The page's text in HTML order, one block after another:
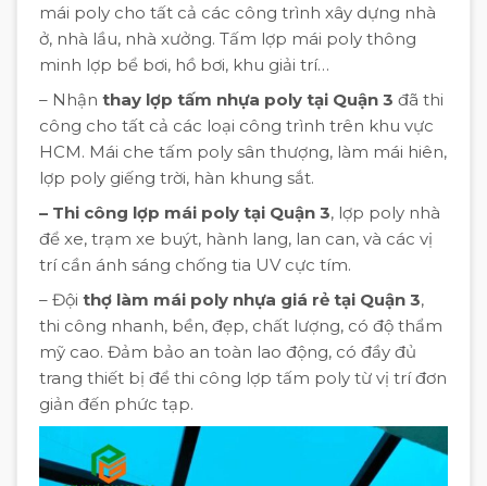
mái poly cho tất cả các công trình xây dựng nhà
ở, nhà lầu, nhà xưởng. Tấm lợp mái poly thông
minh lợp bể bơi, hồ bơi, khu giải trí…
– Nhận thay lợp tấm nhựa poly tại Quận 3 đã thi
công cho tất cả các loại công trình trên khu vực
HCM. Mái che tấm poly sân thượng, làm mái hiên,
lợp poly giếng trời, hàn khung sắt.
– Thi công lợp mái poly tại Quận 3, lợp poly nhà
để xe, trạm xe buýt, hành lang, lan can, và các vị
trí cần ánh sáng chống tia UV cực tím.
– Đội thợ làm mái poly nhựa giá rẻ tại Quận 3,
thi công nhanh, bền, đẹp, chất lượng, có độ thẩm
mỹ cao. Đảm bảo an toàn lao động, có đầy đủ
trang thiết bị để thi công lợp tấm poly từ vị trí đơn
giản đến phức tạp.